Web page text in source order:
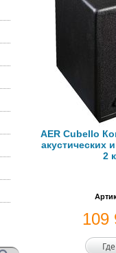
AER Cubello
акустических
2
109